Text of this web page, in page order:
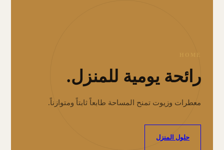
HOME
رائحة يومية للمنزل.
معطرات وزيوت تمنح المساحة طابعاً ثابتاً ومتوازناً.
حلول المنزل